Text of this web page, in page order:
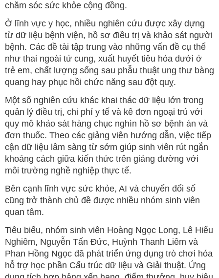
chăm sóc sức khỏe cộng đồng.
Ở lĩnh vực y học, nhiều nghiên cứu được xây dựng
từ dữ liệu bệnh viện, hồ sơ điều trị và khảo sát người
bệnh. Các đề tài tập trung vào những vấn đề cụ thể
như thai ngoài tử cung, xuất huyết tiêu hóa dưới ở
trẻ em, chất lượng sống sau phẫu thuật ung thư bàng
quang hay phục hồi chức năng sau đột quỵ.
Một số nghiên cứu khác khai thác dữ liệu lớn trong
quản lý điều trị, chi phí y tế và kê đơn ngoại trú với
quy mô khảo sát hàng chục nghìn hồ sơ bệnh án và
đơn thuốc. Theo các giảng viên hướng dẫn, việc tiếp
cận dữ liệu lâm sàng từ sớm giúp sinh viên rút ngắn
khoảng cách giữa kiến thức trên giảng đường với
môi trường nghề nghiệp thực tế.
Bên cạnh lĩnh vực sức khỏe, AI và chuyển đổi số
cũng trở thành chủ đề được nhiều nhóm sinh viên
quan tâm.
Tiêu biểu, nhóm sinh viên Hoàng Ngọc Long, Lê Hiếu
Nghiêm, Nguyễn Tấn Đức, Huỳnh Thanh Liêm và
Phan Hồng Ngọc đã phát triển ứng dụng trò chơi hóa
hỗ trợ học phần Cấu trúc dữ liệu và Giải thuật. Ứng